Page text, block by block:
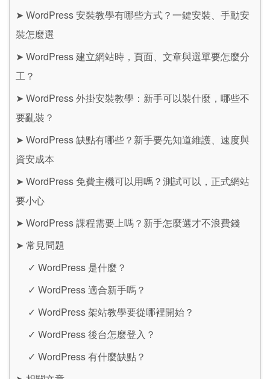
➤ WordPress 安裝教學有哪些方式？一鍵安裝、手動安
裝怎麼選
➤ WordPress 建立網站時，頁面、文章與選單要怎麼分
工？
➤ WordPress 外掛安裝教學：新手可以裝什麼，哪些不
要亂裝？
➤ WordPress 缺點有哪些？新手要先知道維護、速度與
資安成本
➤ WordPress 免費主機可以用嗎？測試可以，正式網站
要小心
➤ WordPress 課程需要上嗎？新手怎麼選才不浪費錢
➤ 常見問題
✓ WordPress 是什麼？
✓ WordPress 適合新手嗎？
✓ WordPress 架站教學要從哪裡開始？
✓ WordPress 後台怎麼登入？
✓ WordPress 有什麼缺點？